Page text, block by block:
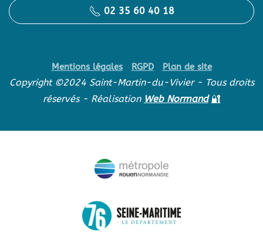
02 35 60 40 18
Mentions légales RGPD Plan de site
Copyright ©2024 Saint-Martin-du-Vivier - Tous droits
réservés - Réalisation Web Normand 🔐